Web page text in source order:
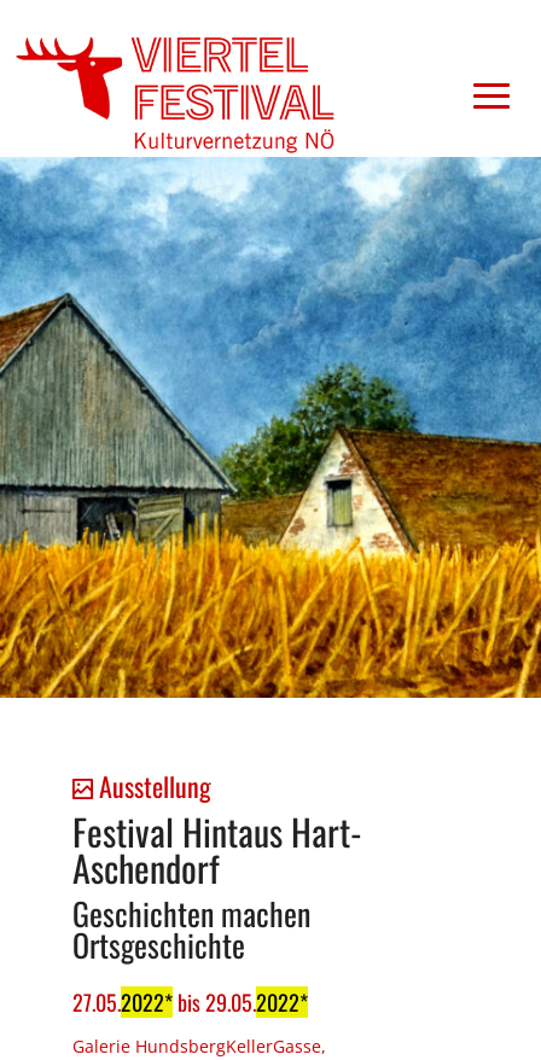
Ausstellung
Festival Hintaus Hart-
Aschendorf
Geschichten machen
Ortsgeschichte
27.05.2022 bis29.05.2022
Galerie HundsbergKellerGasse,